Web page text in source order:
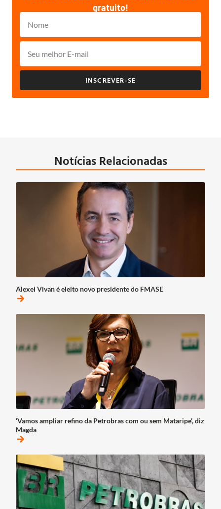
gratuito!
INSCREVER-SE
Notícias Relacionadas
Alexei Vivan é eleito novo presidente do FMASE
arrow_forward
‘Vamos ampliar refino da Petrobras com ou sem Mataripe’, diz
Magda
arrow_forward